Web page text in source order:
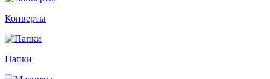
Конверты
Папки